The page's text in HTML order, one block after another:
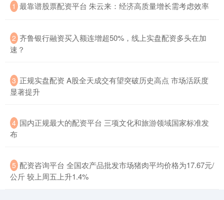
基金指数 7239.97 +10.17 +0.14%
1 ​最靠谱股票配资平台 朱云来：经济高质量增长需考虑效率
2 ​齐鲁银行融资买入额连增超50%，线上实盘配资多头在加
速？
3 ​正规实盘配资 A股全天成交有望突破历史高点 市场活跃度
显著提升
4 ​国内正规最大的配资平台 三项文化和旅游领域国家标准发
布
5 ​配资咨询平台 全国农产品批发市场猪肉平均价格为17.67元/
公斤 较上周五上升1.4%